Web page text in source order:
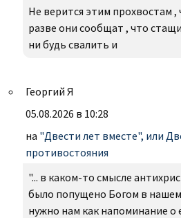
Не верится этим прохвостам ,
разве они сообщат , что
ни будь свалить и
Георгий Я
05.08.2026 в 10:28
на "Двести лет вместе", или
противостояния
"... в каком-то смысле
было попущено Богом в нашем
нужно нам как напоминание о